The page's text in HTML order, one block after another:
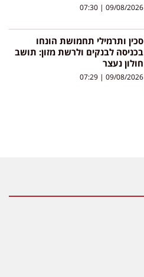
09/08/2026
סכין ותרמילי תחמושת הונחו
בכניסה לבנקים ולרשת מזון: תושב
חולון נעצר
09/08/2026